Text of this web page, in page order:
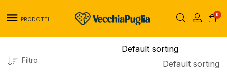
PRODOTTI
0
Filtro Default sorting